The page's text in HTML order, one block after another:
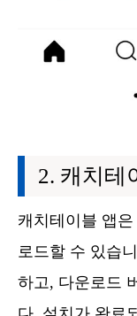
캐치테
캐치테이블 앱
로드할 수 있습
하고, 다운로드